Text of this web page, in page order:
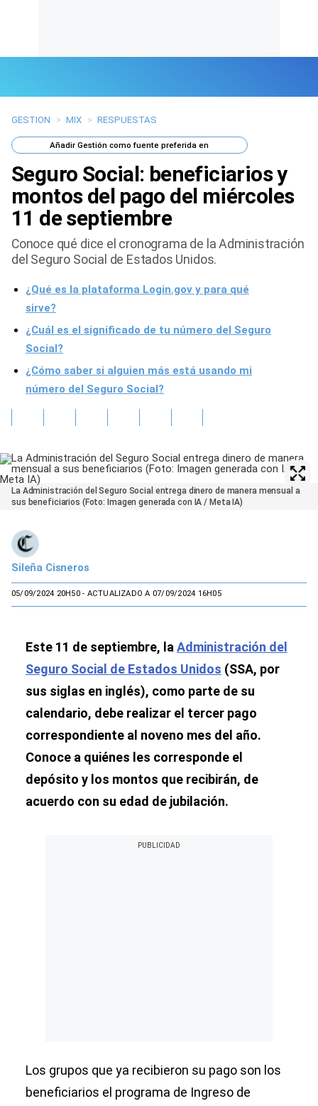
Últimas Noticias
Mi Bolsillo
Respuestas
Gente
Vida Laboral
Tendencias Mix
Sports
GESTION > MIX > RESPUESTAS
AñadirGestión como fuente preferida en
Seguro Social: beneficiarios y
montos del pago del miércoles
11 de septiembre
Conoce qué dice el cronograma de la Administración
del Seguro Social de Estados Unidos.
¿Qué es la plataforma Login.gov y para qué
sirve?
¿Cuál es el significado de tu número del Seguro
Social?
¿Cómo saber si alguien más está usando mi
número del Seguro Social?
La Administración del Seguro Social entrega dinero de manera mensual a
sus beneficiarios (Foto: Imagen generada con IA / Meta IA)
Sileña Cisneros
05/09/2024 20H50- ACTUALIZADO A 07/09/2024 16H05
Este 11 de septiembre, la Administración del
Seguro Social de Estados Unidos (SSA, por
sus siglas en inglés), como parte de su
calendario, debe realizar el tercer pago
correspondiente al noveno mes del año.
Conoce a quiénes les corresponde el
depósito y los montos que recibirán, de
acuerdo con su edad de jubilación.
Los grupos que ya recibieron su pago son los
beneficiarios el programa de Ingreso de